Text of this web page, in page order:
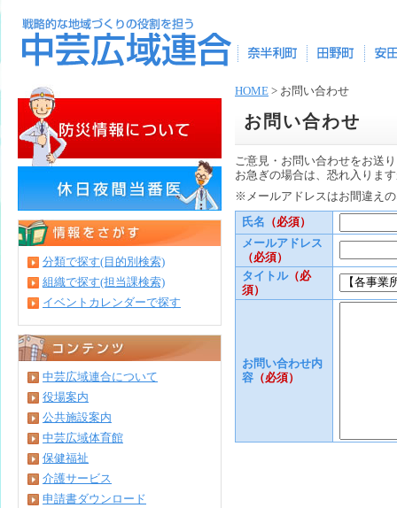
分類で探す(目的別検索)
組織で探す(担当課検索)
イベントカレンダーで探す
中芸広域連合について
役場案内
公共施設案内
中芸広域体育館
保健福祉
介護サービス
申請書ダウンロード
HOME > お問い合わせ
お問い合わせ
ご意見・お問い合わせをお送
お急ぎの場合は、恐れ入りま
※メールアドレスはお間違え
氏名 （必須）
メールアドレス
（必須）
タイトル（必
須）
お問い合わせ内
容（必須）